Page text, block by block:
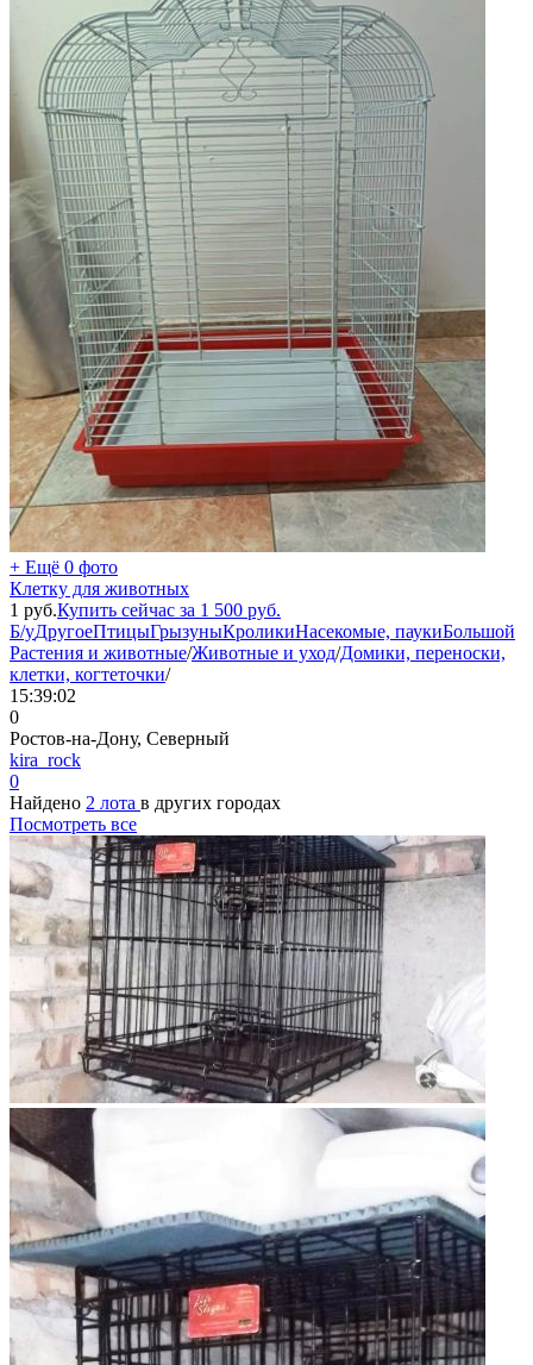
+ Ещё 0 фото
Клетку для животных
1 руб.Купить сейчас за 1 500 руб.
Б/уДругоеПтицыГрызуныКроликиНасекомые, паукиБольшой
Растения и животные/Животные и уход/Домики, переноски,
клетки, когтеточки/
15:39:02
0
Ростов-на-Дону, Северный
kira_rock
0
Найдено 2 лота в других городах
Посмотреть все